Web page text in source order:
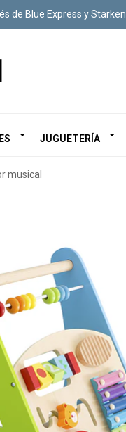
de Blue Express y Starken
JUGUETERÍA
musical